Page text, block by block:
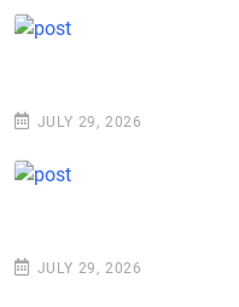
JULY 29, 2026
JULY 29, 2026